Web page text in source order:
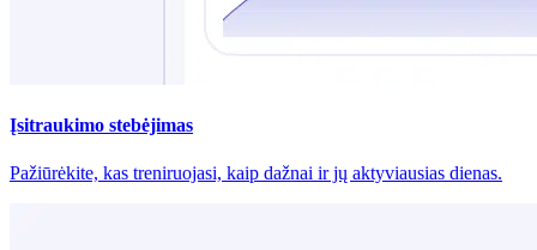
Įsitraukimo stebėjimas
Pažiūrėkite, kas treniruojasi, kaip dažnai ir jų aktyviausias dienas.